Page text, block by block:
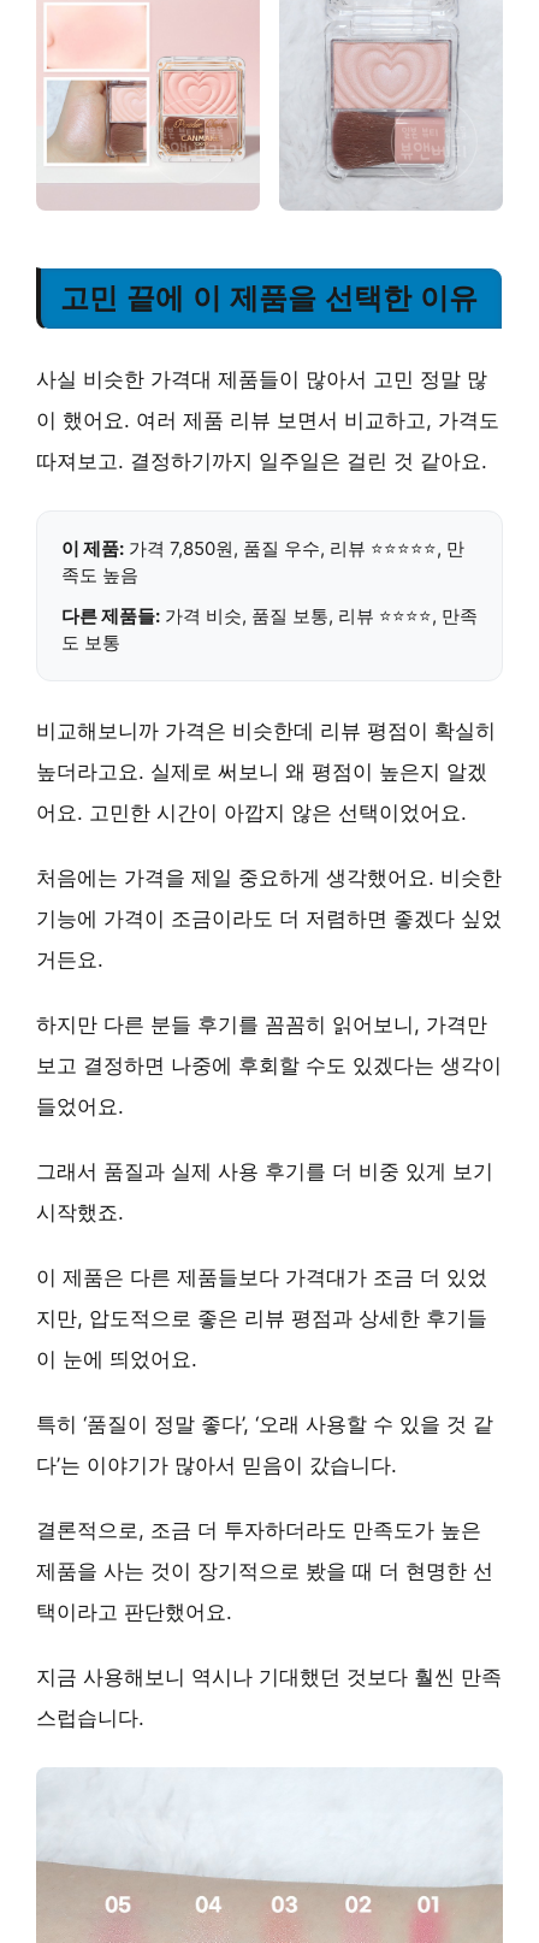
고민 끝에 이 제품을 선택한 이유
사실 비슷한 가격대 제품들이 많아서 고민 정말 많
이 했어요. 여러 제품 리뷰 보면서 비교하고, 가격도
따져보고. 결정하기까지 일주일은 걸린 것 같아요.
이 제품: 가격 7,850원, 품질 우수, 리뷰 ⭐⭐⭐⭐⭐, 만
족도 높음
다른 제품들: 가격 비슷, 품질 보통, 리뷰 ⭐⭐⭐⭐, 만족
도 보통
비교해보니까 가격은 비슷한데 리뷰 평점이 확실히
높더라고요. 실제로 써보니 왜 평점이 높은지 알겠
어요. 고민한 시간이 아깝지 않은 선택이었어요.
처음에는 가격을 제일 중요하게 생각했어요. 비슷한
기능에 가격이 조금이라도 더 저렴하면 좋겠다 싶었
거든요.
하지만 다른 분들 후기를 꼼꼼히 읽어보니, 가격만
보고 결정하면 나중에 후회할 수도 있겠다는 생각이
들었어요.
그래서 품질과 실제 사용 후기를 더 비중 있게 보기
시작했죠.
이 제품은 다른 제품들보다 가격대가 조금 더 있었
지만, 압도적으로 좋은 리뷰 평점과 상세한 후기들
이 눈에 띄었어요.
특히 ‘품질이 정말 좋다’, ‘오래 사용할 수 있을 것 같
다’는 이야기가 많아서 믿음이 갔습니다.
결론적으로, 조금 더 투자하더라도 만족도가 높은
제품을 사는 것이 장기적으로 봤을 때 더 현명한 선
택이라고 판단했어요.
지금 사용해보니 역시나 기대했던 것보다 훨씬 만족
스럽습니다.